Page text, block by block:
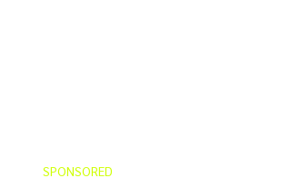
SPONSORED